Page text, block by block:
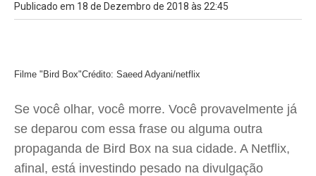
Publicado em 18 de Dezembro de 2018 às 22:45
Filme "Bird Box"Crédito: Saeed Adyani/netflix
Se você olhar, você morre. Você provavelmente já
se deparou com essa frase ou alguma outra
propaganda de Bird Box na sua cidade. A Netflix,
afinal, está investindo pesado na divulgação